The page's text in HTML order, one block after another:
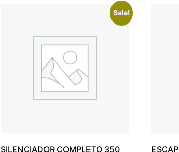
Sale!
SILENCIADOR COMPLETO 350